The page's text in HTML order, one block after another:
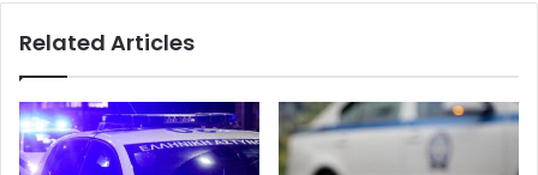
Related Articles